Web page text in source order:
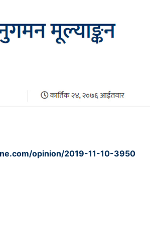
opinion/2019-11-10-3950